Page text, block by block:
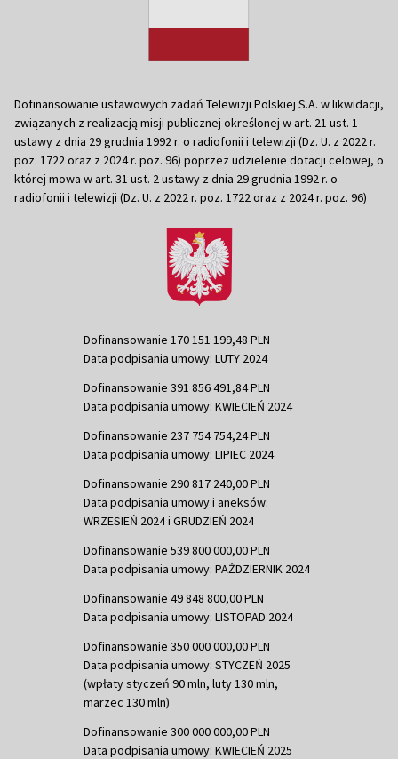
Dofinansowanie ustawowych zadań Telewizji Polskiej S.A. w likwidacji,
związanych z realizacją misji publicznej określonej w art. 21 ust. 1
ustawy z dnia 29 grudnia 1992 r. o radiofonii i telewizji (Dz. U. z 2022 r.
poz. 1722 oraz z 2024 r. poz. 96) poprzez udzielenie dotacji celowej, o
której mowa w art. 31 ust. 2 ustawy z dnia 29 grudnia 1992 r. o
radiofonii i telewizji (Dz. U. z 2022 r. poz. 1722 oraz z 2024 r. poz. 96)
Dofinansowanie 170 151 199,48 PLN
Data podpisania umowy: LUTY 2024
Dofinansowanie 391 856 491,84 PLN
Data podpisania umowy: KWIECIEŃ 2024
Dofinansowanie 237 754 754,24 PLN
Data podpisania umowy: LIPIEC 2024
Dofinansowanie 290 817 240,00 PLN
Data podpisania umowy i aneksów:
WRZESIEŃ 2024 i GRUDZIEŃ 2024
Dofinansowanie 539 800 000,00 PLN
Data podpisania umowy: PAŹDZIERNIK 2024
Dofinansowanie 49 848 800,00 PLN
Data podpisania umowy: LISTOPAD 2024
Dofinansowanie 350 000 000,00 PLN
Data podpisania umowy: STYCZEŃ 2025
(wpłaty styczeń 90 mln, luty 130 mln,
marzec 130 mln)
Dofinansowanie 300 000 000,00 PLN
Data podpisania umowy: KWIECIEŃ 2025